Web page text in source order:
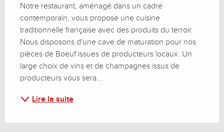
Notre restaurant, aménagé dans un cadre
contemporain, vous propose une cuisine
traditionnelle française avec des produits du terroir.
Nous disposons d'une cave de maturation pour nos
pièces de Boeuf issues de producteurs locaux. Un
large choix de vins et de champagnes issus de
producteurs vous sera...
Lire la suite